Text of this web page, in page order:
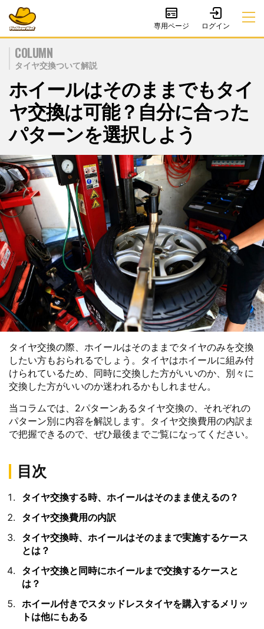
専用ページ
COLUMN
タイヤ交換ついて解説
ホイールはそのままでもタイ
ヤ交換は可能？自分に合った
パターンを選択しよう
タイヤ交換の際、ホイールはそのままでタイヤのみを交換
したい方もおられるでしょう。タイヤはホイールに組み付
けられているため、同時に交換した方がいいのか、別々に
交換した方がいいのか迷われるかもしれません。
当コラムでは、2パターンあるタイヤ交換の、それぞれの
パターン別に内容を解説します。タイヤ交換費用の内訳ま
で把握できるので、ぜひ最後までご覧になってください。
目次
タイヤ交換する時、ホイールはそのまま使えるの？
タイヤ交換費用の内訳
タイヤ交換時、ホイールはそのままで実施するケース
とは？
タイヤ交換と同時にホイールまで交換するケースと
は？
ホイール付きでスタッドレスタイヤを購入するメリッ
トは他にもある